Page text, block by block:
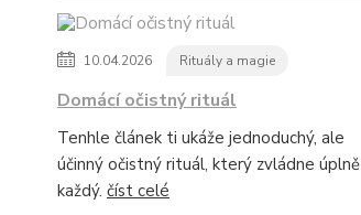
10.04.2026 Rituály a magie
Domácí očistný rituál
Tenhle článek ti ukáže jednoduchý, ale
účinný očistný rituál, který zvládne úplně
každý. číst celé